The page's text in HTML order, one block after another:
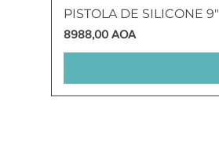
PISTOLA DE SILICONE 9"
Preço
8988,00 AOA